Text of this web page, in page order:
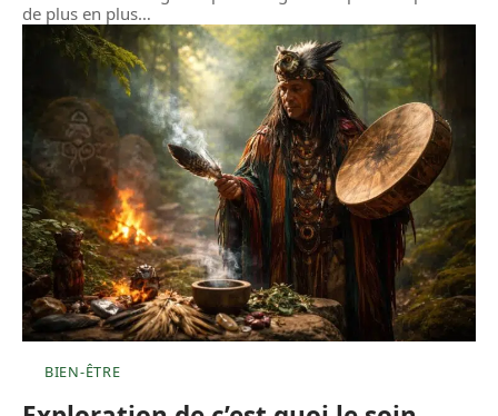
de plus en plus…
BIEN-ÊTRE